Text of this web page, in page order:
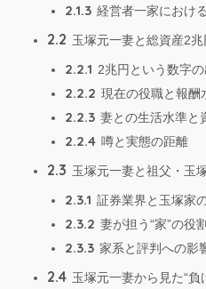
2.1.3 経営者一家におけ
2.2 玉塚元一妻と総資産2
2.2.1 2兆円という数字
2.2.2 現在の役職と報酬
2.2.3 妻との生活水準と
2.2.4 噂と実態の距離
2.3 玉塚元一妻と祖父・玉
2.3.1 証券業界と玉塚家
2.3.2 妻が担う“家”の役割
2.3.3 家系と評判への影
2.4 玉塚元一妻から見た“負